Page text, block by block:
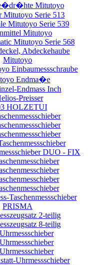
Mitutoyo
Mitutoyo Serie 513
Mitutoyo Serie 539
Mitutoyo
Mitutoyo Serie 568
Abdeckehaube
Mitutoyo
Einbaumessschraube
Endma�e
Endmass Inch
Preisser
HOLZETUI
DUO - FIX
Taschenmessschieber
PRISMA
2-teilig
8-teilig
Uhrmessschieber